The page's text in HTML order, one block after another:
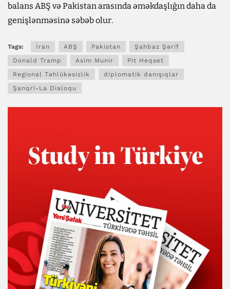
balans ABŞ və Pakistan arasında əməkdaşlığın daha da
genişlənməsinə səbəb olur.
Tags: İran ABŞ Pakistan
Şahbaz Şərif
Donald Tramp
Asim Munir
Pit Heqset
Regional Təhlükəsizlik
diplomatik danışıqlar
Şanqri-La Dialoqu